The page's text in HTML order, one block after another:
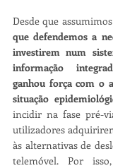
que defendemos a
investirem num
informação
ganhou força com o
situação
incidir na fase pré-
utilizadores
às alternativas de
telemóvel. Por